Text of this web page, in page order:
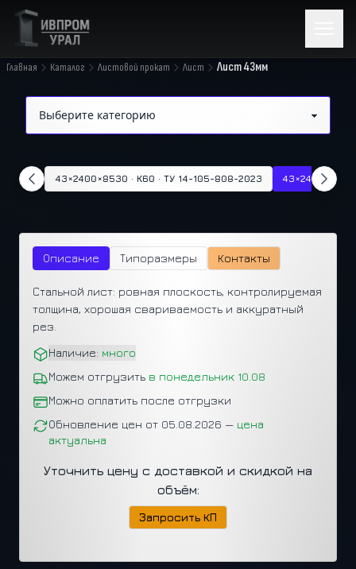
Главная Каталог Листовой прокат Лист Лист 43мм
43×2400×8530 · К60 · ТУ 14-105-808-2023 43×2400×9900
Описание Типоразмеры Контакты
Стальной лист: ровная плоскость, контролируемая
толщина, хорошая свариваемость и аккуратный
рез.
Наличие: много
Можем отгрузить в понедельник 10.08
Можно оплатить после отгрузки
Обновление цен от 05.08.2026 — цена
актуальна
Уточнить цену с доставкой и скидкой на
объём:
Запросить КП